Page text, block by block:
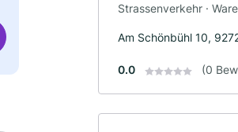
Strassenverkehr ·
Am Schönbühl 10,
0.0 (0